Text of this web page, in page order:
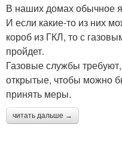
В наших домах обычное
И если какие-то из них
короб из ГКЛ, то с
пройдет.
Газовые службы
открытые, чтобы можно
принять меры.
читать дальше →